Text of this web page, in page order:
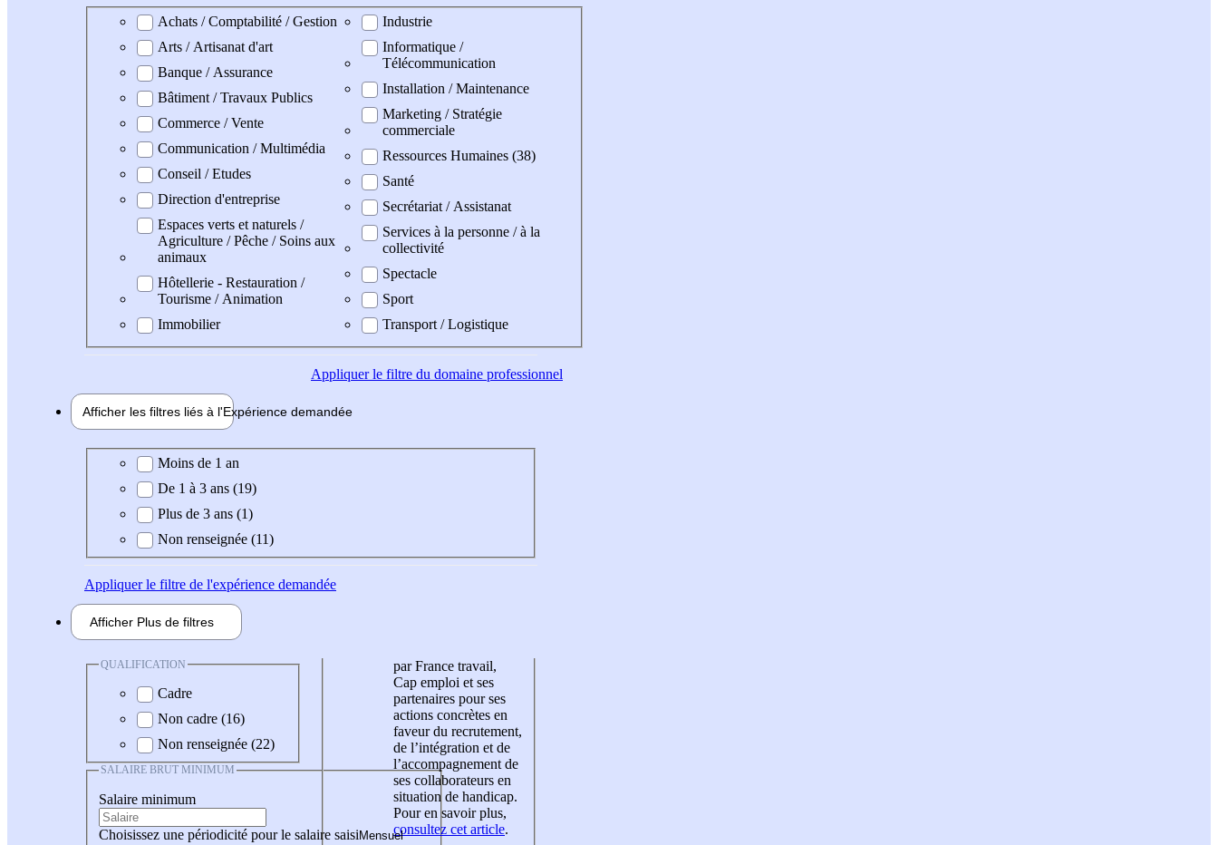
Domaine professionel
Achats / Comptabilité / Gestion
Arts / Artisanat d'art
Banque / Assurance
Bâtiment / Travaux Publics
Commerce / Vente
Communication / Multimédia
Conseil / Etudes
Direction d'entreprise
Espaces verts et naturels /
Agriculture / Pêche / Soins aux
animaux
Hôtellerie - Restauration /
Tourisme / Animation
Immobilier
Industrie
Informatique /
Télécommunication
Installation / Maintenance
Marketing / Stratégie
commerciale
Ressources Humaines (38)
Santé
Secrétariat / Assistanat
Services à la personne / à la
collectivité
Spectacle
Sport
Transport / Logistique
Appliquerle filtre du domaine professionnel
Afficher les filtres liés à l'Expérience demandée
Expérience demandée
Moins de 1 an
De 1 à 3 ans (19)
Plus de 3 ans (1)
Non renseignée (11)
Appliquerle filtre de l'expérience demandée
Afficher Plus de filtres
QUALIFICATION
Cadre
Non cadre (16)
Non renseignée (22)
SALAIRE BRUT MINIMUM
Salaire minimum
Choisissez une périodicité pour le salaire saisi
par France travail,
Cap emploi et ses
partenaires pour ses
actions concrètes en
faveur du recrutement,
de l’intégration et de
l’accompagnement de
ses collaborateurs en
situation de handicap.
Pour en savoir plus,
consultez cet article.